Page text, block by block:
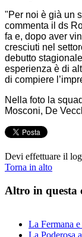
"Per noi è già un
commenta il ds
fa e, dopo aver
cresciuti nel
debutto
esperienza è di
di compiere
Nella foto la
Mosconi, De
Devi effettuare il
Torna in alto
Altro in questa
La Fermana